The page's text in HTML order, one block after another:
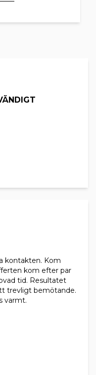
kontakten. Kom
kom efter par
tid. Resultatet
trevligt bemötande.
varmt.